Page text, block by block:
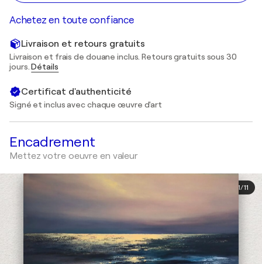
Achetez en toute confiance
Livraison et retours gratuits
Livraison et frais de douane inclus. Retours gratuits sous 30
jours.Détails
Certificat d'authenticité
Signé et inclus avec chaque œuvre d'art
Encadrement
Mettez votre oeuvre en valeur
1/11